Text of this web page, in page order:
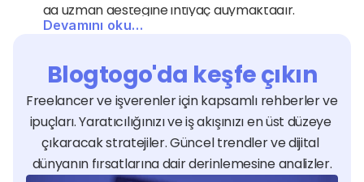
da uzman desteğine ihtiyaç duymaktadır.
Fotoğraf Çekimi Uzmanları
Hangi Sektörlere Hizmet
Verir?
Fotoğraf çekimi hizmeti, görsel iknanın temel
olduğu e-ticaret, turizm, gayrimenkul,
gastronomi ve moda gibi tüm sektörler için
hayati bir büyüme aracıdır. Bir restoran
Devamını oku…
Blogtogo'da keşfe çıkın
Freelancer ve işverenler için kapsamlı rehberler ve
ipuçları. Yaratıcılığınızı ve iş akışınızı en üst düzeye
çıkaracak stratejiler. Güncel trendler ve dijital
dünyanın fırsatlarına dair derinlemesine analizler.